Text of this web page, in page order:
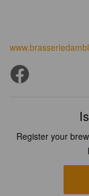
Register your